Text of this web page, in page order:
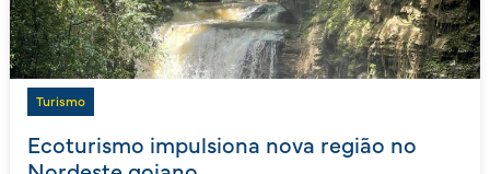
Turismo
Ecoturismo impulsiona nova região no